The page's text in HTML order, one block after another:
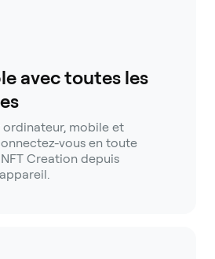
avec toutes les
ordinateur, mobile et
vous en toute
Creation depuis